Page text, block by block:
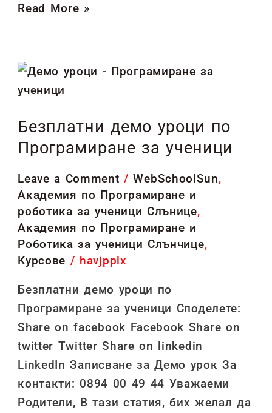
Read More »
Безплатни демо уроци по
Програмиране за ученици
Leave a Comment /WebSchoolSun,
Академия по Програмиране и
роботика за ученици Слънице,
Академия по Програмиране и
Роботика за ученици Слънчице,
Курсове / havjpplx
Безплатни демо уроци по
Програмиране за ученици Споделете:
Share on facebook Facebook Share on
twitter Twitter Share on linkedin
LinkedIn Записване за Демо урок За
контакти: 0894 00 49 44 Уважаеми
Родители, В тази статия, бих желал да
Безплатни
демо
по
Програмиране
ученици